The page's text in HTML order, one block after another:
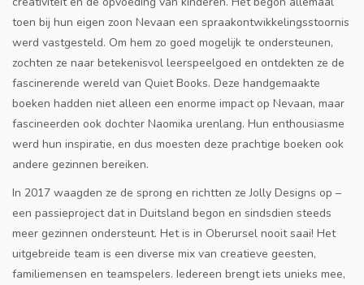
toen bij hun eigen zoon Nevaan een spraakontwikkelingsstoornis
werd vastgesteld. Om hem zo goed mogelijk te ondersteunen,
zochten ze naar betekenisvol leerspeelgoed en ontdekten ze de
fascinerende wereld van Quiet Books. Deze handgemaakte
boeken hadden niet alleen een enorme impact op Nevaan, maar
fascineerden ook dochter Naomika urenlang. Hun enthousiasme
werd hun inspiratie, en dus moesten deze prachtige boeken ook
andere gezinnen bereiken.
In 2017 waagden ze de sprong en richtten ze Jolly Designs op –
een passieproject dat in Duitsland begon en sindsdien steeds
meer gezinnen ondersteunt. Het is in Oberursel nooit saai! Het
uitgebreide team is een diverse mix van creatieve geesten,
familiemensen en teamspelers. Iedereen brengt iets unieks mee,